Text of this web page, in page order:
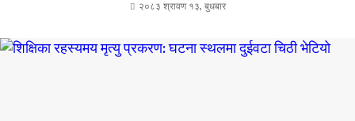
२०८३ श्रावण १३, बुधबार